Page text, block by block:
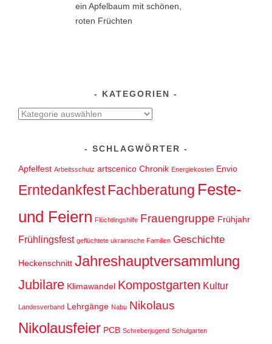
KATEGORIEN
Kategorien
SCHLAGWÖRTER
Apfelfest Arbeitsschutz artscenico Chronik Energiekosten Envio
ErntedankfestFachberatung Feste-
und Feiern Flüchtlingshilfe Frauengruppe Frühjahr
Frühlingsfest geflüchtete ukrainische Familien Geschichte
Heckenschnitt Jahreshauptversammlung
Jubilare Klimawandel Kompostgarten Kultur
Landesverband Lehrgänge Nabu Nikolaus
Nikolausfeier PCB Schreberjugend Schulgarten